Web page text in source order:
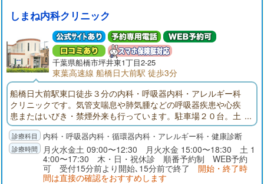
しまね内科クリニック
千葉県船橋市坪井東1丁目2-25
東葉高速線 船橋日大前駅 徒歩3分
船橋日大前駅東口徒歩３分の内科・呼吸器内科・アレルギー科
クリニックです。気管支喘息や肺気腫などの呼吸器疾患や心疾
患またはいびき・禁煙外来も行っています。駐車場２０台。土
曜診療も行っています。
内科・呼吸器内科・循環器内科・アレルギー科・健康診断
月火水金土 09:00〜12:30 月火水金 15:00〜18:30 土 1
4:00〜17:30 木・日・祝休診 順番予約制 WEB予約
可 受付15分前より開始､15分前で終了 開始・終了時
間は直接の確認をおすすめします